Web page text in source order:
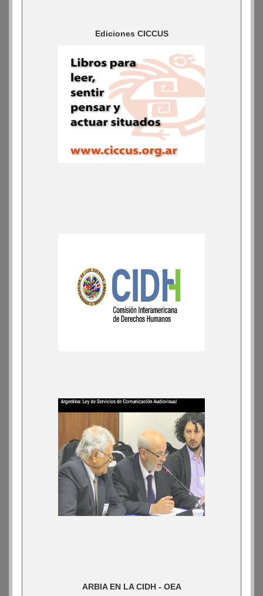
Ediciones CICCUS
ARBIA EN LA CIDH - OEA